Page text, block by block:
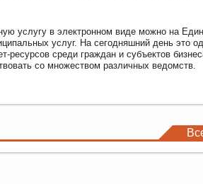
услугу в электронном виде можно на
услуг. На сегодняшний день это
ресурсов среди граждан и субъектов
со множеством различных ведомств.